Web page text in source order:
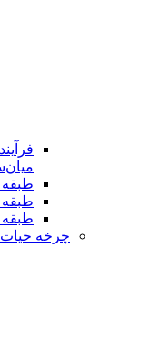
طبقه
طبقه
طبقه
چرخه حیات BPMS